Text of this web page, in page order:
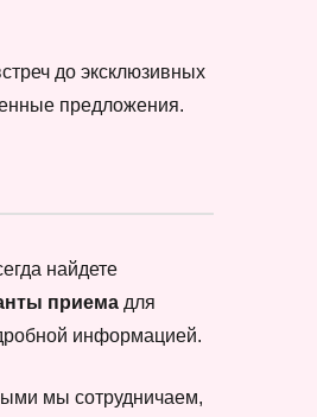
до эксклюзивных
предложения.
найдете
приема для
информацией.
мы сотрудничаем,